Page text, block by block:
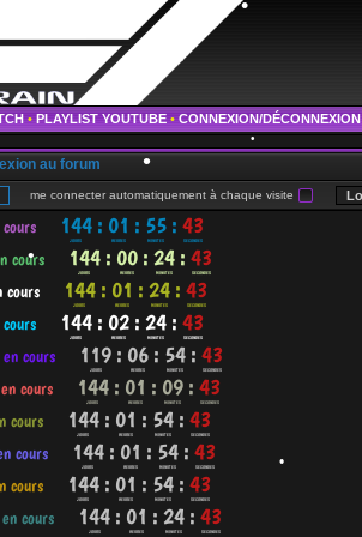
• PLAYLIST YOUTUBE • CONNEXION/DÉCONNEXION
au forum
me connecter automatiquement à chaque visite
•
•
•